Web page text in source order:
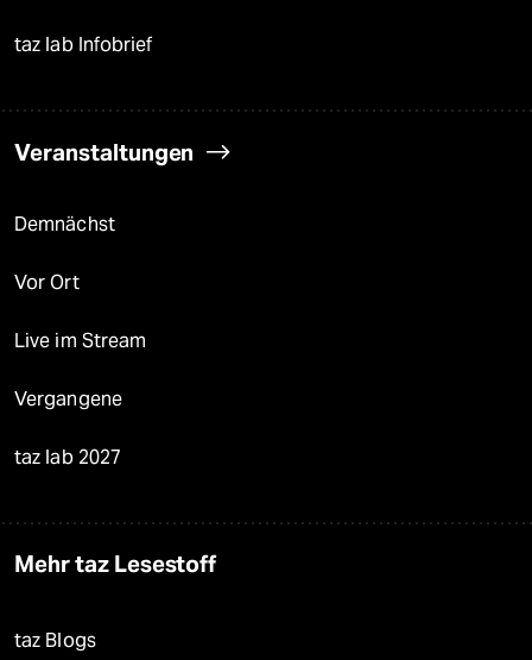
taz lab Infobrief
Veranstaltungen
Demnächst
Vor Ort
Live im Stream
Vergangene
taz lab 2027
Mehr taz Lesestoff
taz Blogs